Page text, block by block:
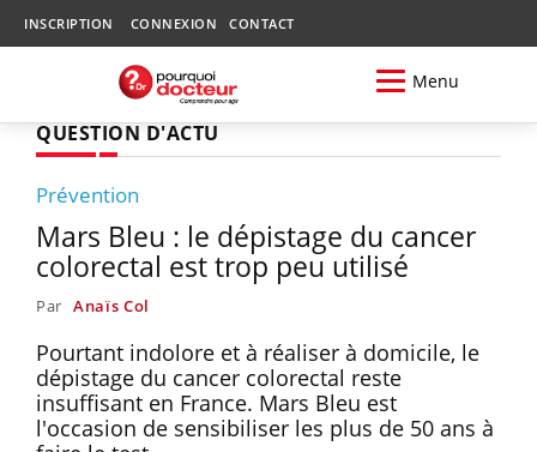
INSCRIPTION CONNEXION CONTACT
Menu
QUESTION D'ACTU
Prévention
Mars Bleu : le dépistage du cancer
colorectal est trop peu utilisé
Par Anaïs Col
Pourtant indolore et à réaliser à domicile, le
dépistage du cancer colorectal reste
insuffisant en France. Mars Bleu est
l'occasion de sensibiliser les plus de 50 ans à